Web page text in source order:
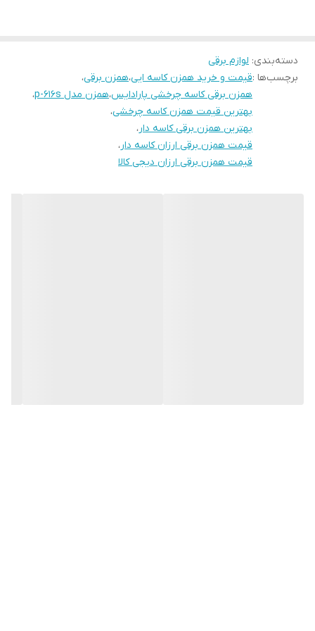
دسته‌بندی: لوازم برقی
برچسب‌ها :قیمت و خرید همزن کاسه ایی،همزن برقی،
همزن برقی کاسه چرخشی پارادایس،همزن مدل p-616s
،
بهترین قیمت همزن کاسه چرخشی،
بهترین همزن برقی کاسه دار،
قیمت همزن برقی ارزان کاسه دار،
قیمت همزن برقی ارزان دیجی کالا